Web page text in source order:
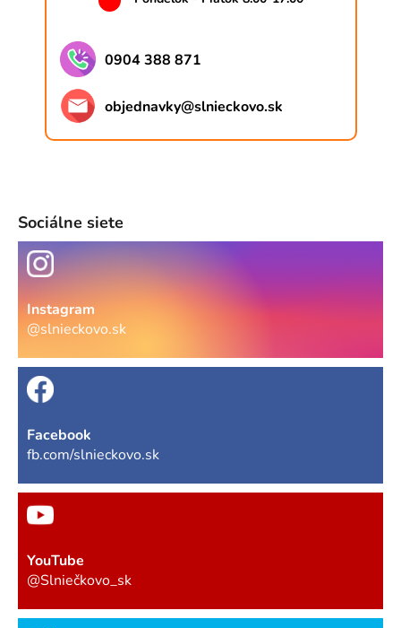
0904 388 871
objednavky@slnieckovo.sk
Sociálne siete
Instagram
@slnieckovo.sk
Facebook
fb.com/slnieckovo.sk
YouTube
@Slniečkovo_sk